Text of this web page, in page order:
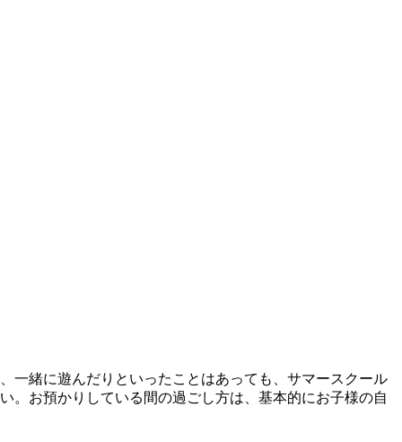
一緒に遊んだりといったことはあっても、サマースクール
。お預かりしている間の過ごし方は、基本的にお子様の自